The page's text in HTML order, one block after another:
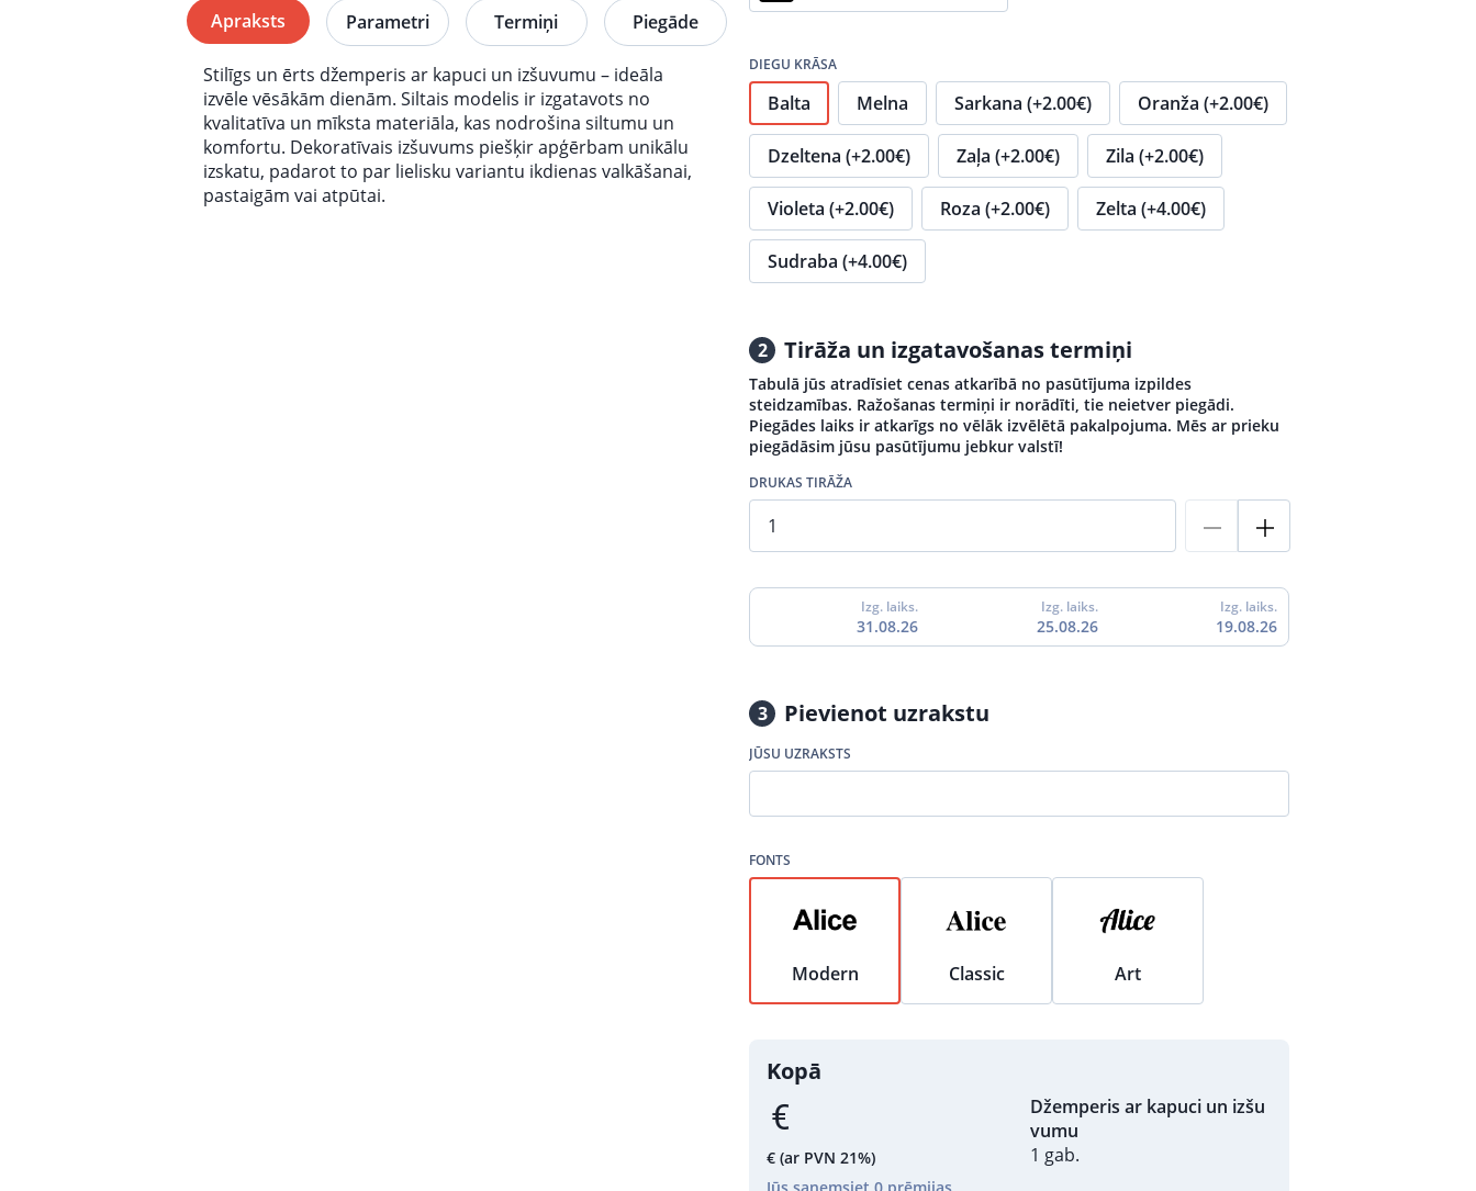
Apraksts Parametri Termiņi Piegāde
Stilīgs un ērts džemperis ar kapuci un izšuvumu – ideāla
izvēle vēsākām dienām. Siltais modelis ir izgatavots no
kvalitatīva un mīksta materiāla, kas nodrošina siltumu un
komfortu. Dekoratīvais izšuvums piešķir apģērbam unikālu
izskatu, padarot to par lielisku variantu ikdienas valkāšanai,
pastaigām vai atpūtai.
DIEGU KRĀSA
Balta Melna Sarkana (+2.00€) Oranža (+2.00€)
Dzeltena (+2.00€) Zaļa (+2.00€) Zila (+2.00€)
Violeta (+2.00€) Roza (+2.00€) Zelta (+4.00€)
Sudraba (+4.00€)
2 Tirāža un izgatavošanas termiņi
Tabulā jūs atradīsiet cenas atkarībā no pasūtījuma izpildes
steidzamības. Ražošanas termiņi ir norādīti, tie neietver piegādi.
Piegādes laiks ir atkarīgs no vēlāk izvēlētā pakalpojuma. Mēs ar prieku
piegādāsim jūsu pasūtījumu jebkur valstī!
DRUKAS TIRĀŽA
Izg. laiks.
31.08.26
Izg. laiks.
25.08.26
Izg. laiks.
19.08.26
3 Pievienot uzrakstu
JŪSU UZRAKSTS
FONTS
Modern Classic Art
Kopā
€ (ar PVN 21%)
Džemperis ar kapuci un izšu
vumu
1 gab.